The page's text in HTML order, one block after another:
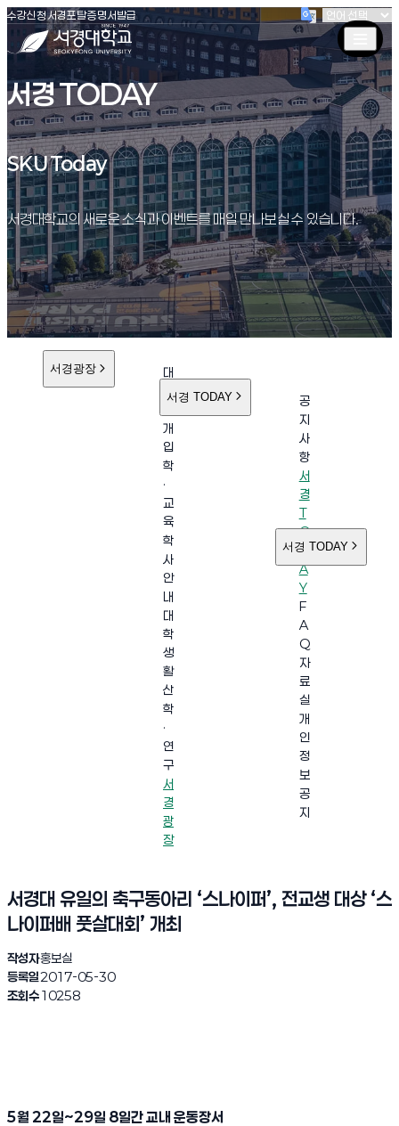
서경대학교
수강신청(새창 열림)
서경포탈(새창 열림)
증명서발급(새창 열림)
서경 TODAY
SKU Today
SKU Today
서경대학교의 새로운 소식과 이벤트를 매일 만나보실 수 있습니다.
서경광장
대
학
개
입
학
·
교
육
학
사
안
내
대
학
생
활
산
학
·
연
구
서
경
광
장
서경 TODAY
공
지
사
항
서
경
T
O
D
A
Y
F
A
Q
자
료
실
개
인
정
보
공
지
서경 TODAY
서경대 유일의 축구동아리 ‘스나이퍼’, 전교생 대상 ‘스
나이퍼배 풋살대회’ 개최
작성자홍보실
등록일2017-05-30
조회수10258
5월 22일~29일 8일간 교내 운동장서